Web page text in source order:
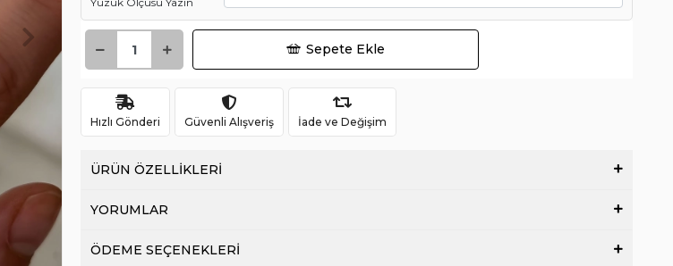
Sepete Ekle
Hızlı Gönderi Güvenli Alışveriş İade ve Değişim
ÜRÜN ÖZELLİKLERİ
YORUMLAR
ÖDEME SEÇENEKLERİ